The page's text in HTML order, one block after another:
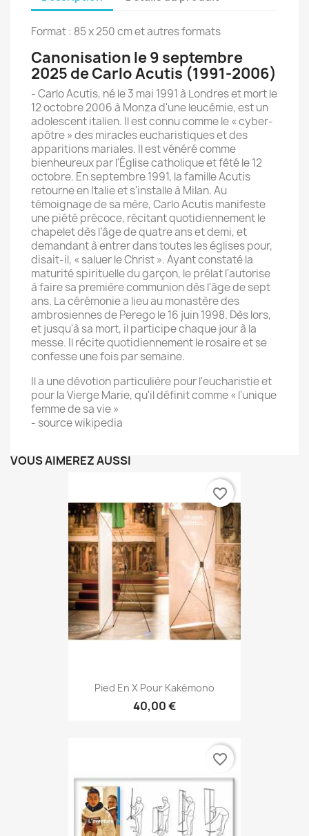
Format : 85 x 250 cmet autres formats
Canonisation le 9 septembre
2025 de Carlo Acutis (1991-2006)
- Carlo Acutis, né le 3 mai 1991 à Londres et mort le
12 octobre 2006 à Monza d'une leucémie, est un
adolescent italien. Il est connu comme le « cyber-
apôtre » des miracles eucharistiques et des
apparitions mariales. Il est vénéré comme
bienheureux par l'Église catholique et fêté le 12
octobre. En septembre 1991, la famille Acutis
retourne en Italie et s'installe à Milan. Au
témoignage de sa mère, Carlo Acutis manifeste
une piété précoce, récitant quotidiennement le
chapelet dès l’âge de quatre ans et demi, et
demandant à entrer dans toutes les églises pour,
disait-il, « saluer le Christ ». Ayant constaté la
maturité spirituelle du garçon, le prélat l'autorise
à faire sa première communion dès l'âge de sept
ans. La cérémonie a lieu au monastère des
ambrosiennes de Perego le 16 juin 1998. Dès lors,
et jusqu'à sa mort, il participe chaque jour à la
messe. Il récite quotidiennement le rosaire et se
confesse une fois par semaine.
Il a une dévotion particulière pour l'eucharistie et
pour la Vierge Marie, qu'il définit comme « l'unique
femme de sa vie »
- source wikipedia
VOUS AIMEREZ AUSSI
Pied En X Pour Kakémono
40,00 €
favorite_border
favorite_border